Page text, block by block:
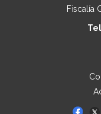
Fiscalía